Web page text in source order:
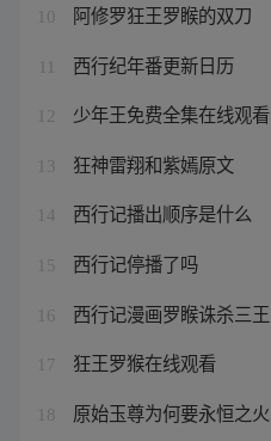
10 阿修罗狂王罗睺的双刀
西行纪年番更新日历
12 少年王免费全集在线观看
13 狂神雷翔和紫嫣原文
14 西行记播出顺序是什么
15 西行记停播了吗
16 西行记漫画罗睺诛杀三王
17 狂王罗猴在线观看
18 原始玉尊为何要永恒之火